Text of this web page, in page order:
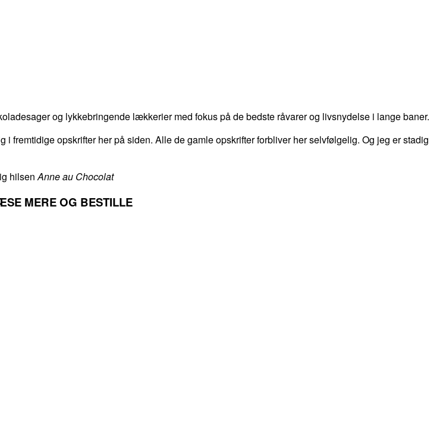
og lykkebringende lækkerier med fokus på de bedste råvarer og livsnydelse i lange baner.
fremtidige opskrifter her på siden. Alle de gamle opskrifter forbliver her selvfølgelig. Og jeg er stadig
hilsen Anne au Chocolat
MERE OG BESTILLE